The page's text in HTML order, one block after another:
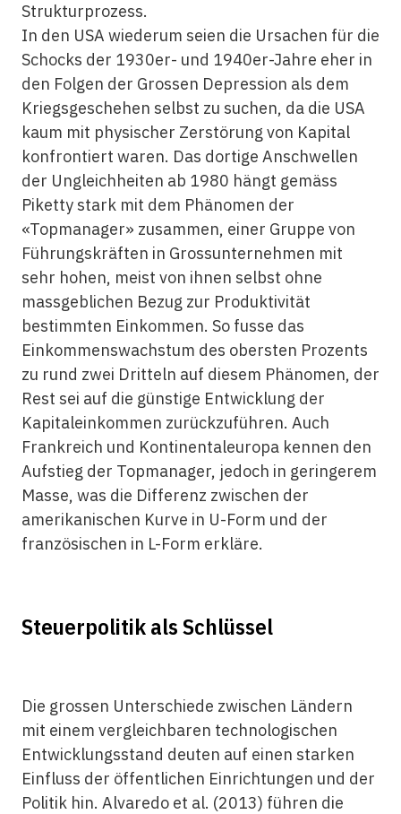
Strukturprozess.
In den USA wiederum seien die Ursachen für die
Schocks der 1930er- und 1940er-Jahre eher in
den Folgen der Grossen Depression als dem
Kriegsgeschehen selbst zu suchen, da die USA
kaum mit physischer Zerstörung von Kapital
konfrontiert waren. Das dortige Anschwellen
der Ungleichheiten ab 1980 hängt gemäss
Piketty stark mit dem Phänomen der
«Topmanager» zusammen, einer Gruppe von
Führungskräften in Grossunternehmen mit
sehr hohen, meist von ihnen selbst ohne
massgeblichen Bezug zur Produktivität
bestimmten Einkommen. So fusse das
Einkommenswachstum des obersten Prozents
zu rund zwei Dritteln auf diesem Phänomen, der
Rest sei auf die günstige Entwicklung der
Kapitaleinkommen zurückzuführen. Auch
Frankreich und Kontinentaleuropa kennen den
Aufstieg der Topmanager, jedoch in geringerem
Masse, was die Differenz zwischen der
amerikanischen Kurve in U-Form und der
französischen in L-Form erkläre.
Steuerpolitik als Schlüssel
Die grossen Unterschiede zwischen Ländern
mit einem vergleichbaren technologischen
Entwicklungsstand deuten auf einen starken
Einfluss der öffentlichen Einrichtungen und der
Politik hin. Alvaredo et al. (2013) führen die